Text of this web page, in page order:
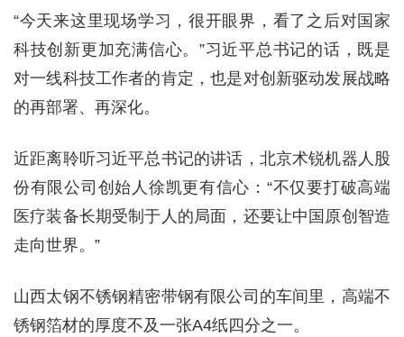
“今天来这里现场学习，很开眼界，看了之后对国家
科技创新更加充满信心。”习近平总书记的话，既是
对一线科技工作者的肯定，也是对创新驱动发展战略
的再部署、再深化。
近距离聆听习近平总书记的讲话，北京术锐机器人股
份有限公司创始人徐凯更有信心：“不仅要打破高端
医疗装备长期受制于人的局面，还要让中国原创智造
走向世界。”
山西太钢不锈钢精密带钢有限公司的车间里，高端不
锈钢箔材的厚度不及一张A4纸四分之一。